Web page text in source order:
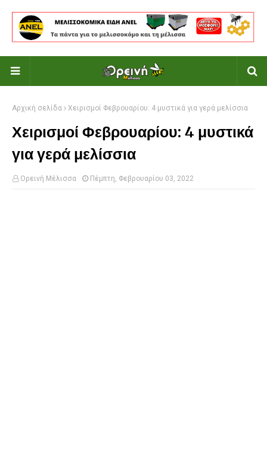
Αρχική σελίδα Χειρισμοί Φεβρουαρίου: 4 μυστικά για γερά μελίσσια
Χειρισμοί Φεβρουαρίου: 4 μυστικά
για γερά μελίσσια
Ορεινή Μέλισσα Πέμπτη, Φεβρουαρίου 03, 2022